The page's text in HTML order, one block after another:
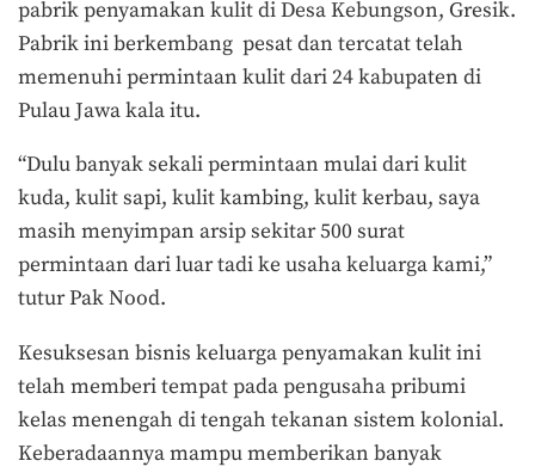
pabrik penyamakan kulit di Desa Kebungson, Gresik.
Pabrik ini berkembang pesat dan tercatat telah
memenuhi permintaan kulit dari 24 kabupaten di
Pulau Jawa kala itu.
“Dulu banyak sekali permintaan mulai dari kulit
kuda, kulit sapi, kulit kambing, kulit kerbau, saya
masih menyimpan arsip sekitar 500 surat
permintaan dari luar tadi ke usaha keluarga kami,”
tutur Pak Nood.
Kesuksesan bisnis keluarga penyamakan kulit ini
telah memberi tempat pada pengusaha pribumi
kelas menengah di tengah tekanan sistem kolonial.
Keberadaannya mampu memberikan banyak